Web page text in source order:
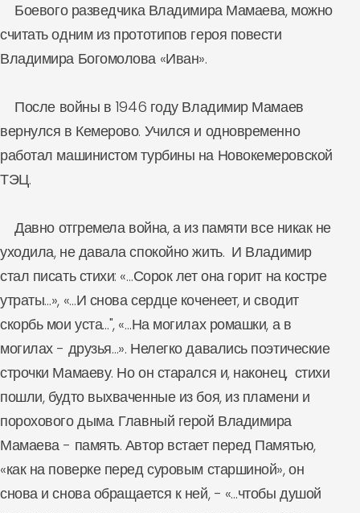
Боевого разведчика Владимира Мамаева, можно
считать одним из прототипов героя повести
Владимира Богомолова «Иван».
После войны в 1946 году Владимир Мамаев
вернулся в Кемерово. Учился и одновременно
работал машинистом турбины на Новокемеровской
ТЭЦ.
Давно отгремела война, а из памяти все никак не
уходила, не давала спокойно жить. И Владимир
стал писать стихи: «…Сорок лет она горит на костре
утраты…», «…И снова сердце коченеет, и сводит
скорбь мои уста…", «…На могилах ромашки, а в
могилах - друзья…». Нелегко давались поэтические
строчки Мамаеву. Но он старался и, наконец, стихи
пошли, будто выхваченные из боя, из пламени и
порохового дыма. Главный герой Владимира
Мамаева - память. Автор встает перед Памятью,
«как на поверке перед суровым старшиной», он
снова и снова обращается к ней, - «…чтобы душой